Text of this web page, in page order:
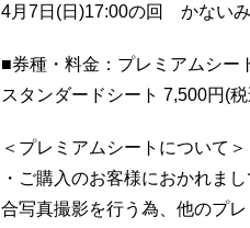
4月7日(日)17:00の回 かない
■券種・料金：プレミアムシ
スタンダードシート 7,500円(
＜プレミアムシートについて＞
・ご購入のお客様におかれま
合写真撮影を行う為、他のプ